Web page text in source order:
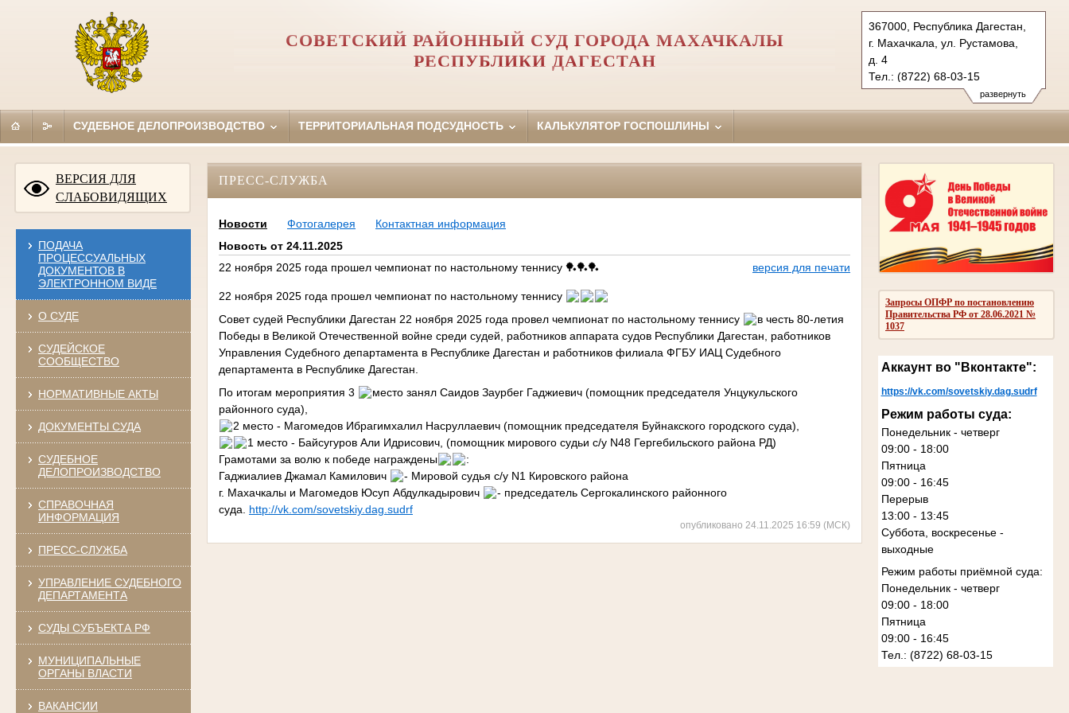
развернуть
367000, Республика Дагестан,
г. Махачкала, ул. Рустамова,
д. 4
Тел.: (8722) 68-03-15
sovetskiy.dag@sudrf.ru
СОВЕТСКИЙ РАЙОННЫЙ СУД ГОРОДА МАХАЧКАЛЫ
РЕСПУБЛИКИ ДАГЕСТАН
СУДЕБНОЕ ДЕЛОПРОИЗВОДСТВО ТЕРРИТОРИАЛЬНАЯ ПОДСУДНОСТЬ КАЛЬКУЛЯТОР ГОСПОШЛИНЫ
ВЕРСИЯ ДЛЯ
СЛАБОВИДЯЩИХ
ПОДАЧА
ПРОЦЕССУАЛЬНЫХ
ДОКУМЕНТОВ В
ЭЛЕКТРОННОМ ВИДЕ
О СУДЕ
СУДЕЙСКОЕ
СООБЩЕСТВО
НОРМАТИВНЫЕ АКТЫ
ДОКУМЕНТЫ СУДА
СУДЕБНОЕ
ДЕЛОПРОИЗВОДСТВО
СПРАВОЧНАЯ
ИНФОРМАЦИЯ
ПРЕСС-СЛУЖБА
УПРАВЛЕНИЕ СУДЕБНОГО
ДЕПАРТАМЕНТА
СУДЫ СУБЪЕКТА РФ
МУНИЦИПАЛЬНЫЕ
ОРГАНЫ ВЛАСТИ
ВАКАНСИИ
Запросы ОПФР по постановлению
Правительства РФ от 28.06.2021 №
1037
Аккаунт во "Вконтакте":
https://vk.com/sovetskiy.dag.sudrf
Режим работы суда:
Понедельник - четверг
09:00 - 18:00
Пятница
09:00 - 16:45
Перерыв
13:00 - 13:45
Суббота, воскресенье -
выходные
Режим работы приёмной суда:
Понедельник - четверг
09:00 - 18:00
Пятница
09:00 - 16:45
Тел.: (8722) 68-03-15
ПРЕСС-СЛУЖБА
Новости Фотогалерея
Контактная информация
Новость от 24.11.2025
22 ноября 2025 года прошел чемпионат по настольному теннису 🏓🏓🏓
версия для печати
22 ноября 2025 года прошел чемпионат по настольному теннису
Совет судей Республики Дагестан 22 ноября 2025 года провел чемпионат по настольному теннису
в честь 80-летия
Победы в Великой Отечественной войне среди судей, работников аппарата судов Республики Дагестан, работников
Управления Судебного департамента в Республике Дагестан и работников филиала ФГБУ ИАЦ Судебного
департамента в Республике Дагестан.
По итогам мероприятия 3
место занял Саидов Заурбег Гаджиевич (помощник председателя Унцукульского
районного суда),
2 место - Магомедов Ибрагимхалил Насруллаевич (помощник председателя Буйнакского городского суда),
1 место - Байсугуров Али Идрисович, (помощник мирового судьи с/у N48 Гергебильского района РД)
Грамотами за волю к победе награждены
:
Гаджиалиев Джамал Камилович
- Мировой судья с/у N1 Кировского района
г. Махачкалы и Магомедов Юсуп Абдулкадырович
- председатель Сергокалинского районного
суда. http://vk.com/sovetskiy.dag.sudrf
опубликовано 24.11.2025 16:59 (МСК)